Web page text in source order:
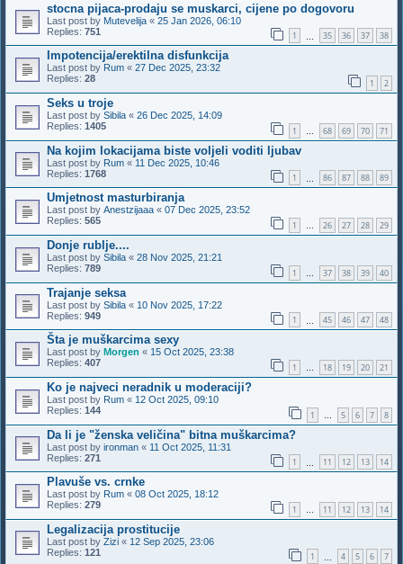
stocna pijaca-prodaju se muskarci, cijene po dogovoru
Last post by Mutevelija « 25 Jan 2026, 06:10
Replies: 751 1 35 36 37 38
Impotencija/erektilna disfunkcija
Last post by Rum « 27 Dec 2025, 23:32
Replies: 28 1 2
Seks u troje
Last post by Sibila « 26 Dec 2025, 14:09
Replies: 1405 1 … 68 69 70 71
Na kojim lokacijama biste voljeli voditi ljubav
Last post by Rum « 11 Dec 2025, 10:46
Replies: 1768 1 86 87 88 89
Umjetnost masturbiranja
Last post by Anestzijaaa « 07 Dec 2025, 23:52
Replies: 565 1 … 26 27 28 29
Donje rublje....
Last post by Sibila « 28 Nov 2025, 21:21
Replies: 789 1 … 37 38 39 40
Trajanje seksa
Last post by Sibila « 10 Nov 2025, 17:22
Replies: 949 1 45 46 47 48
Šta je muškarcima sexy
Last post by Morgen « 15 Oct 2025, 23:38
Replies: 407 1 … 18 19 20 21
Ko je najveci neradnik u moderaciji?
Last post by Rum « 12 Oct 2025, 09:10
Replies: 144 1 5 6 7 8
Da li je "ženska veličina" bitna muškarcima?
Last post by ironman « 11 Oct 2025, 11:31
Replies: 271 1 11 12 13 14
Plavuše vs. crnke
Last post by Rum « 08 Oct 2025, 18:12
Replies: 279 1 … 11 12 13 14
Legalizacija prostitucije
Last post by Zizi « 12 Sep 2025, 23:06
Replies: 121 1 4 5 6 7